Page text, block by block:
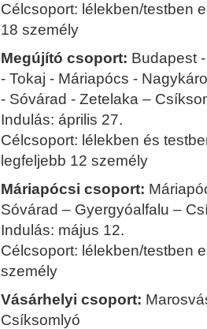
Célcsoport: lélekben/testben
18 személy
Megújító csoport: Budapest
- Tokaj - Máriapócs -
- Sóvárad - Zetelaka –
Indulás: április 27.
Célcsoport: lélekben és
legfeljebb 12 személy
Máriapócsi csoport:
Sóvárad – Gyergyóalfalu –
Indulás: május 12.
Célcsoport: lélekben/testben
személy
Vásárhelyi csoport:
Csíksomlyó